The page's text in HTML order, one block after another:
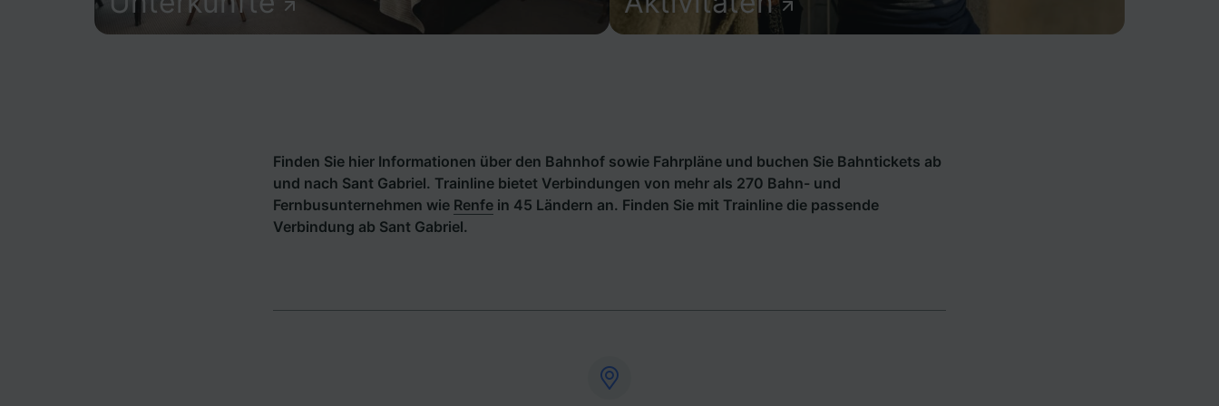
Finden Sie hier Informationen über den Bahnhof sowie Fahrpläne und buchen Sie Bahntickets ab
und nach Sant Gabriel. Trainline bietet Verbindungen von mehr als 270 Bahn- und
Fernbusunternehmen wie Renfe in 45 Ländern an. Finden Sie mit Trainline die passende
Verbindung ab Sant Gabriel.